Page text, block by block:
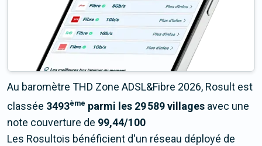
Au baromètre THD Zone ADSL&Fibre 2026, Rosult est
classée 3493ème parmi les 29 589 villages avec une
note couverture de 99,44/100
Les Rosultois bénéficient d'un réseau déployé de